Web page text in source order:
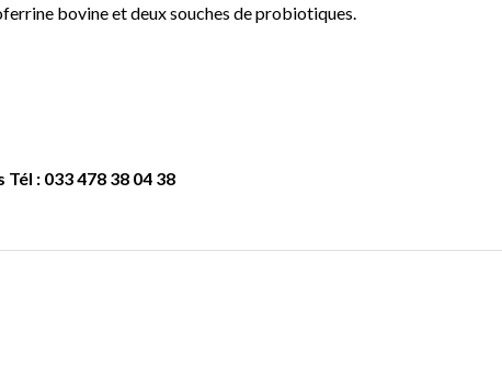
bovine et deux souches de probiotiques.
: 033 478 38 04 38